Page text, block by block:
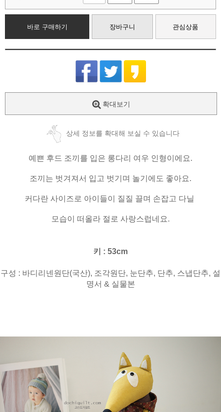
바로 구매하기 장바구니 관심상품
확대보기
상세 정보를 확대해 보실 수 있습니다
예쁜 후드 조끼를 입은 롱다리 여우 인형이에요.
조끼는 벗겨져서 입고 벗기며 놀기에도 좋아요.
커다란 사이즈로 아이들이 질질 끌며 손잡고 다닐
모습이 떠올라 절로 사랑스럽네요.
키 : 53cm
구성 : 바디리넨원단(국산), 조각원단, 눈단추, 단추, 스냅단추, 설
명서 & 실물본